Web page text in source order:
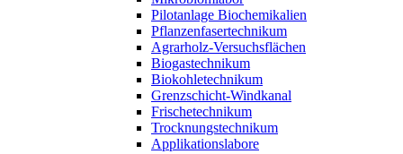
Pilotanlage Biochemikalien
Pflanzenfasertechnikum
Agrarholz-Versuchsflächen
Biogastechnikum
Biokohletechnikum
Grenzschicht-Windkanal
Frischetechnikum
Trocknungstechnikum
Applikationslabore